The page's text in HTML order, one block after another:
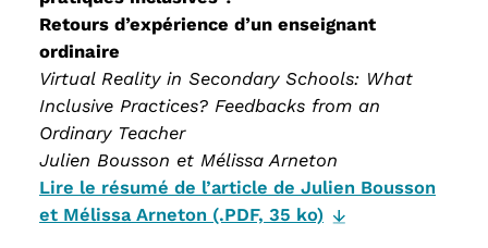
Retours d’expérience d’un enseignant
ordinaire
Virtual Reality in Secondary Schools: What
Inclusive Practices? Feedbacks from an
Ordinary Teacher
Julien Bousson et Mélissa Arneton
Lire le résumé de l’article de Julien Bousson
et Mélissa Arneton (.PDF, 35 ko)